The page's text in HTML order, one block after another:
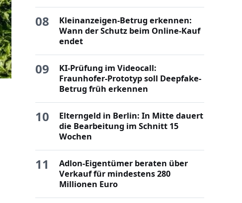
08
Kleinanzeigen-Betrug erkennen:
Wann der Schutz beim Online-Kauf
endet
09
KI-Prüfung im Videocall:
Fraunhofer-Prototyp soll Deepfake-
Betrug früh erkennen
10
Elterngeld in Berlin: In Mitte dauert
die Bearbeitung im Schnitt 15
Wochen
11
Adlon-Eigentümer beraten über
Verkauf für mindestens 280
Millionen Euro